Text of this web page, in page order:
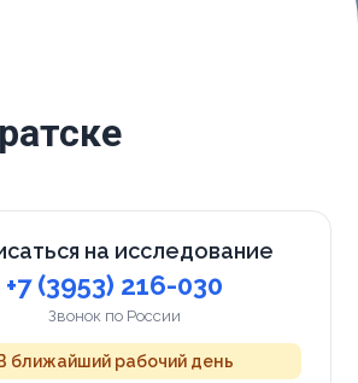
на исследование
+7 (3953) 216-030
Звонок по России
ближайший рабочий день